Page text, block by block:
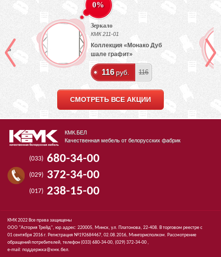
0%
Зеркало
КМК 211-01
Коллекция «Монако Дуб
шале графит»
116 руб. 116
СМОТРЕТЬ ВСЕ АКЦИИ
КМК.БЕЛ
Качественная мебель от белорусских фабрик
(033) 680-34-00
(029) 372-34-00
(017) 238-15-00
КМК 2022 Все права защищены
ООО "Астория Трейд", юр.адрес: 220005, Минск, ул. Платонова, 22-408. В торговом реестре с
01 сентября 2016 г. Регистрация №192684467, 02.08.2016, Мингорисполком. Рассмотрение
обращений потребителей, телефон(033)680-34-00, (029)372-34-00 ,
e-mail: поддержка@кмк.бел.